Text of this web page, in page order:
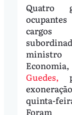
Quatro
cargos
Guedes,
quinta-
Foram